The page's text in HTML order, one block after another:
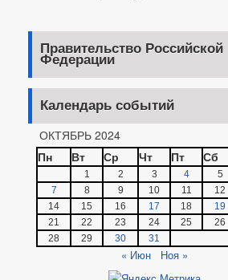
Правительство Российской
Федерации
Календарь событий
ОКТЯБРЬ 2024
Пн
Вт Ср Чт Пт Сб
1 2 3 4 5
7
8 9 10 11 12
14
15 16 17 18 19
21
22 23 24 25 26
28
29 30 31
« Июн Ноя »